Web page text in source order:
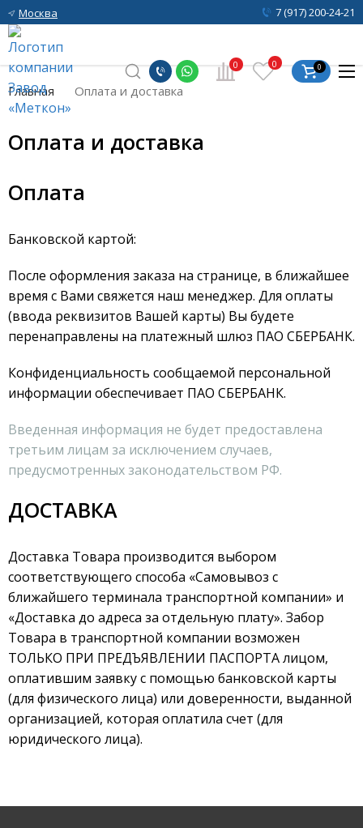
Москва 7 (917) 200-24-21
0 0 0
Главная Оплата и доставка
Оплата и доставка
Оплата
Банковской картой:
После оформления заказа на странице, в ближайшее
время с Вами свяжется наш менеджер. Для оплаты
(ввода реквизитов Вашей карты) Вы будете
перенаправлены на платежный шлюз ПАО СБЕРБАНК.
Конфиденциальность сообщаемой персональной
информации обеспечивает ПАО СБЕРБАНК.
Введенная информация не будет предоставлена
третьим лицам за исключением случаев,
предусмотренных законодательством РФ.
ДОСТАВКА
Доставка Товара производится выбором
соответствующего способа «Самовывоз с
ближайшего терминала транспортной компании» и
«Доставка до адреса за отдельную плату». Забор
Товара в транспортной компании возможен
ТОЛЬКО ПРИ ПРЕДЪЯВЛЕНИИ ПАСПОРТА лицом,
оплатившим заявку с помощью банковской карты
(для физического лица) или доверенности, выданной
организацией, которая оплатила счет (для
юридического лица).